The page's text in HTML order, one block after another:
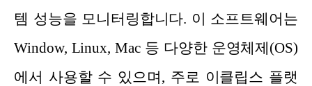
템 성능을 모니터링합니다. 이 소프트웨어는
Window, Linux, Mac 등 다양한 운영체제(OS)
에서 사용할 수 있으며, 주로 이클립스 플랫